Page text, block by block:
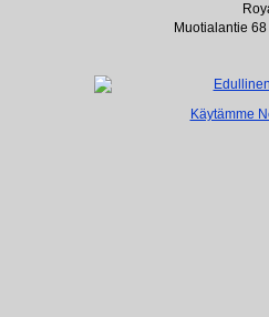
Muotialantie
Käytämme